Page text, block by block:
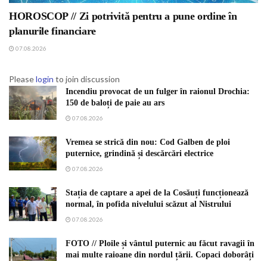
HOROSCOP // Zi potrivită pentru a pune ordine în
planurile financiare
07.08.2026
Pleaselogin to join discussion
Incendiu provocat de un fulger în raionul Drochia:
150 de baloți de paie au ars
07.08.2026
Vremea se strică din nou: Cod Galben de ploi
puternice, grindină și descărcări electrice
07.08.2026
Stația de captare a apei de la Cosăuți funcționează
normal, în pofida nivelului scăzut al Nistrului
07.08.2026
FOTO // Ploile și vântul puternic au făcut ravagii în
mai multe raioane din nordul țării. Copaci doborâți